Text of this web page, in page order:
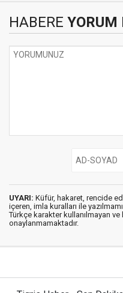
HABERE YORUM
UYARI: Küfür, hakaret, rencide
içeren, imla kuralları ile
Türkçe karakter kullanılmayan
onaylanmamaktadır.